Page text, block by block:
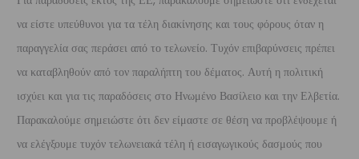
να είστε υπεύθυνοι για τα τέλη διακίνησης και τους φόρους όταν η
παραγγελία σας περάσει από το τελωνείο. Τυχόν επιβαρύνσεις πρέπει
να καταβληθούν από τον παραλήπτη του δέματος. Αυτή η πολιτική
ισχύει και για τις παραδόσεις στο Ηνωμένο Βασίλειο και την Ελβετία.
Παρακαλούμε σημειώστε ότι δεν είμαστε σε θέση να προβλέψουμε ή
να ελέγξουμε τυχόν τελωνειακά τέλη ή εισαγωγικούς δασμούς που